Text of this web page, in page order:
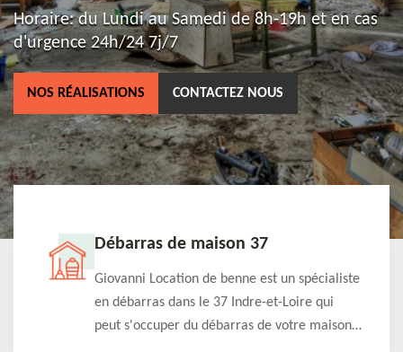
Horaire: du Lundi au Samedi de 8h-19h et en cas
d'urgence 24h/24 7j/7
NOS RÉALISATIONS CONTACTEZ NOUS
Débarras de maison 37
Giovanni Location de benne est un spécialiste
en débarras dans le 37 Indre-et-Loire qui
peut s'occuper du débarras de votre maison